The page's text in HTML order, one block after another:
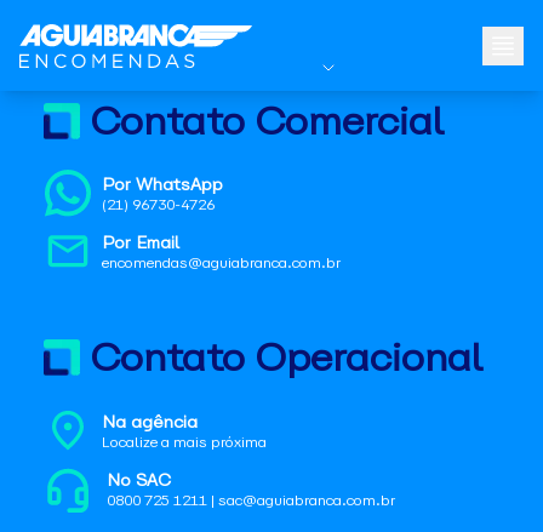
Contato Comercial
Por WhatsApp
(21) 96730-4726
Por Email
encomendas@aguiabranca.com.br
Contato Operacional
Na agência
Localize a mais próxima
No SAC
0800 725 1211 | sac@aguiabranca.com.br